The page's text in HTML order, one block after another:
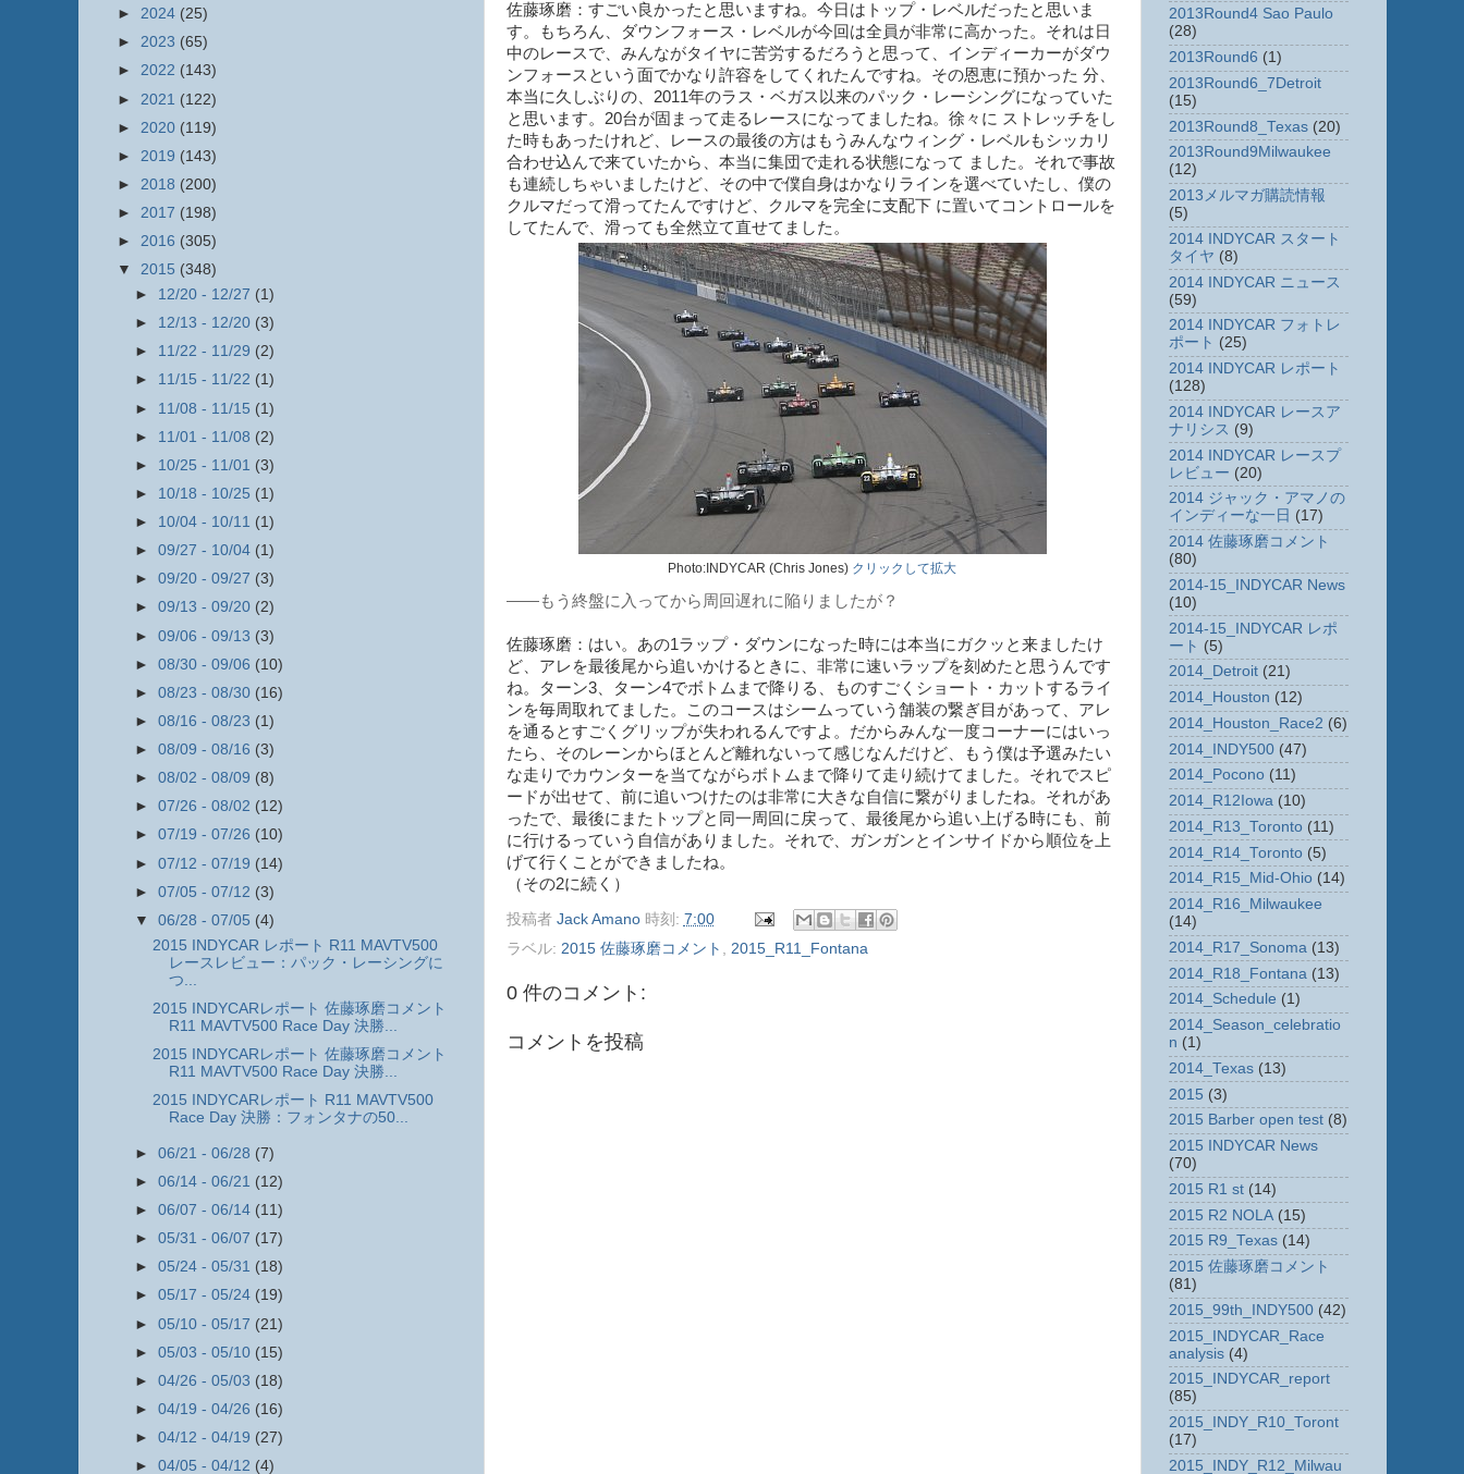
佐藤琢磨：すごい良かったと思いますね。今日はトップ・レベルだったと思いま
す。もちろん、ダウンフォース・レベルが今回は全員が非常に高かった。それは日
中のレースで、みんながタイヤに苦労するだろうと思って、インディーカーがダウ
ンフォースという面でかなり許容をしてくれたんですね。その恩恵に預かった 分、
本当に久しぶりの、2011年のラス・ベガス以来のパック・レーシングになっていた
と思います。20台が固まって走るレースになってましたね。徐々に ストレッチをし
た時もあったけれど、レースの最後の方はもうみんなウィング・レベルもシッカリ
合わせ込んで来ていたから、本当に集団で走れる状態になって ました。それで事故
も連続しちゃいましたけど、その中で僕自身はかなりラインを選べていたし、僕の
クルマだって滑ってたんですけど、クルマを完全に支配下 に置いてコントロールを
してたんで、滑っても全然立て直せてました。
Photo:INDYCAR (Chris Jones) クリックして拡大
――もう終盤に入ってから周回遅れに陥りましたが？
佐藤琢磨：はい。あの1ラップ・ダウンになった時には本当にガクッと来ましたけ
ど、アレを最後尾から追いかけるときに、非常に速いラップを刻めたと思うんです
ね。ターン3、ターン4でボトムまで降りる、ものすごくショート・カットするライ
ンを毎周取れてました。このコースはシームっていう舗装の繋ぎ目があって、アレ
を通るとすごくグリップが失われるんですよ。だからみんな一度コーナーにはいっ
たら、そのレーンからほとんど離れないって感じなんだけど、もう僕は予選みたい
な走りでカウンターを当てながらボトムまで降りて走り続けてました。それでスピ
ードが出せて、前に追いつけたのは非常に大きな自信に繋がりましたね。それがあ
ったで、最後にまたトップと同一周回に戻って、最後尾から追い上げる時にも、前
に行けるっていう自信がありました。それで、ガンガンとインサイドから順位を上
げて行くことができましたね。
（その2に続く）
投稿者 Jack Amano 時刻: 7:00
ラベル: 2015 佐藤琢磨コメント , 2015_R11_Fontana
0 件のコメント:
コメントを投稿
► 2024 (25)
► 2023 (65)
► 2022 (143)
► 2021 (122)
► 2020 (119)
► 2019 (143)
► 2018 (200)
► 2017 (198)
► 2016 (305)
▼ 2015 (348)
► 12/20 - 12/27 (1)
► 12/13 - 12/20 (3)
► 11/22 - 11/29 (2)
► 11/15 - 11/22 (1)
► 11/08 - 11/15 (1)
► 11/01 - 11/08 (2)
► 10/25 - 11/01 (3)
► 10/18 - 10/25 (1)
► 10/04 - 10/11 (1)
► 09/27 - 10/04 (1)
► 09/20 - 09/27 (3)
► 09/13 - 09/20 (2)
► 09/06 - 09/13 (3)
► 08/30 - 09/06 (10)
► 08/23 - 08/30 (16)
► 08/16 - 08/23 (1)
► 08/09 - 08/16 (3)
► 08/02 - 08/09 (8)
► 07/26 - 08/02 (12)
► 07/19 - 07/26 (10)
► 07/12 - 07/19 (14)
► 07/05 - 07/12 (3)
▼ 06/28 - 07/05 (4)
2015 INDYCAR レポート R11 MAVTV500
レースレビュー：パック・レーシングに
つ...
2015 INDYCARレポート 佐藤琢磨コメント
R11 MAVTV500 Race Day 決勝...
2015 INDYCARレポート 佐藤琢磨コメント
R11 MAVTV500 Race Day 決勝...
2015 INDYCARレポート R11 MAVTV500
Race Day 決勝：フォンタナの50...
► 06/21 - 06/28 (7)
► 06/14 - 06/21 (12)
► 06/07 - 06/14 (11)
► 05/31 - 06/07 (17)
► 05/24 - 05/31 (18)
► 05/17 - 05/24 (19)
► 05/10 - 05/17 (21)
► 05/03 - 05/10 (15)
► 04/26 - 05/03 (18)
► 04/19 - 04/26 (16)
► 04/12 - 04/19 (27)
► 04/05 - 04/12 (4)
2013Round4 Sao Paulo
(28)
2013Round6 (1)
2013Round6_7Detroit
(15)
2013Round8_Texas (20)
2013Round9Milwaukee
(12)
2013メルマガ購読情報
(5)
2014 INDYCAR スタート
タイヤ (8)
2014 INDYCAR ニュース
(59)
2014 INDYCAR フォトレ
ポート (25)
2014 INDYCAR レポート
(128)
2014 INDYCAR レースア
ナリシス (9)
2014 INDYCAR レースプ
レビュー (20)
2014 ジャック・アマノの
インディーな一日 (17)
2014 佐藤琢磨コメント
(80)
2014-15_INDYCAR News
(10)
2014-15_INDYCAR レポ
ート (5)
2014_Detroit (21)
2014_Houston (12)
2014_Houston_Race2 (6)
2014_INDY500 (47)
2014_Pocono (11)
2014_R12Iowa (10)
2014_R13_Toronto (11)
2014_R14_Toronto (5)
2014_R15_Mid-Ohio (14)
2014_R16_Milwaukee
(14)
2014_R17_Sonoma (13)
2014_R18_Fontana (13)
2014_Schedule (1)
2014_Season_celebratio
n (1)
2014_Texas (13)
2015 (3)
2015 Barber open test (8)
2015 INDYCAR News
(70)
2015 R1 st (14)
2015 R2 NOLA (15)
2015 R9_Texas (14)
2015 佐藤琢磨コメント
(81)
2015_99th_INDY500 (42)
2015_INDYCAR_Race
analysis (4)
2015_INDYCAR_report
(85)
2015_INDY_R10_Toront
(17)
2015_INDY_R12_Milwau